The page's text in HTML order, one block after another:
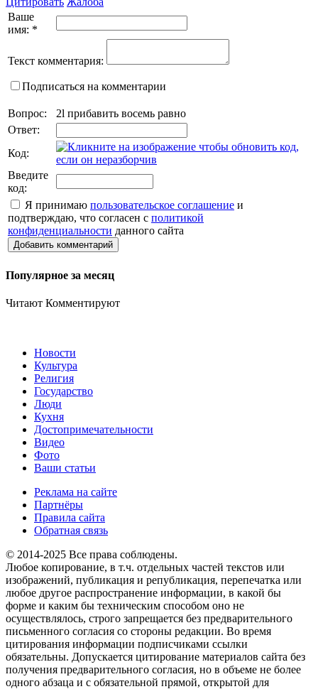
Ваше
имя: *
Текст комментария:
Подписаться на комментарии
Вопрос:
2l прибавить восемь равно
Ответ:
Код:
Введите
код:
Я принимаю пользовательское соглашение и
подтверждаю, что согласен с политикой
конфиденциальности данного сайта
Добавить комментарий
Популярное за месяц
Читают Комментируют
Новости
Культура
Религия
Государство
Люди
Кухня
Достопримечательности
Видео
Фото
Ваши статьи
Реклама на сайте
Партнёры
Правила сайта
Обратная связь
© 2014-2025 Все права соблюдены.
Любое копирование, в т.ч. отдельных частей текстов или
изображений, публикация и републикация, перепечатка или
любое другое распространение информации, в какой бы
форме и каким бы техническим способом оно не
осуществлялось, строго запрещается без предварительного
письменного согласия со стороны редакции. Во время
цитирования информации подписчиками ссылки
обязательны. Допускается цитирование материалов сайта без
получения предварительного согласия, но в объеме не более
одного абзаца и с обязательной прямой, открытой для